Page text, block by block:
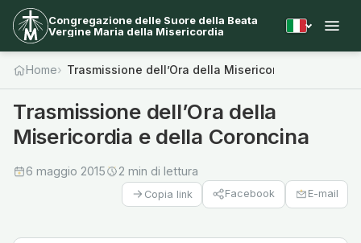
Congregazione delle Suore della Beata
Vergine Maria della Misericordia
Home Trasmissione dell’Ora della Misericordia e della
Trasmissione dell’Ora della
Misericordia e della Coroncina
6 maggio 2015 2 min di lettura
Copia link Facebook E-mail